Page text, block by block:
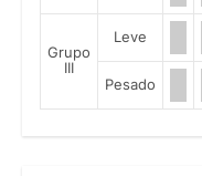
Grupo
III
Leve
Pesado